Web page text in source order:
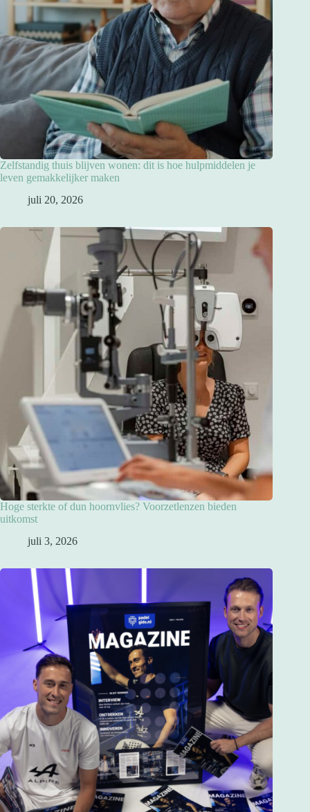
Zelfstandig thuis blijven wonen: dit is hoe hulpmiddelen je
leven gemakkelijker maken
juli 20, 2026
Hoge sterkte of dun hoornvlies? Voorzetlenzen bieden
uitkomst
juli 3, 2026